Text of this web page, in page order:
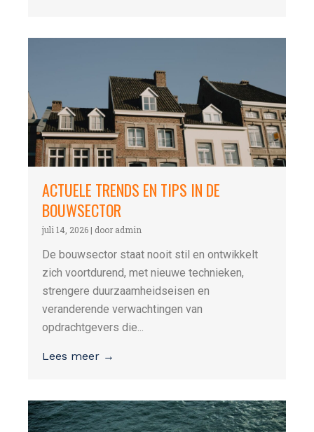
ACTUELE TRENDS EN TIPS IN DE
BOUWSECTOR
juli 14, 2026 | door admin
De bouwsector staat nooit stil en ontwikkelt
zich voortdurend, met nieuwe technieken,
strengere duurzaamheidseisen en
veranderende verwachtingen van
opdrachtgevers die...
Lees meer →